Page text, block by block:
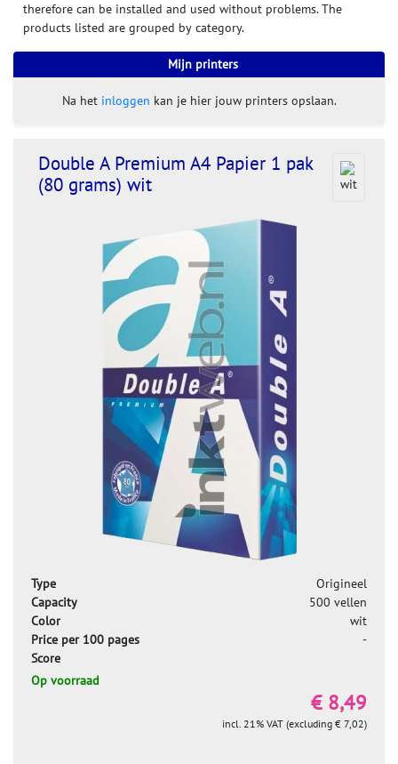
therefore can be installed and used without problems. The
products listed are grouped by category.
Mijn printers
Na het inloggen kan je hier jouw printers opslaan.
Double A Premium A4 Papier 1 pak
(80 grams) wit
Type
Origineel
Capacity
500 vellen
Color
wit
Price per 100 pages
-
Score
Op voorraad
€ 8,49
incl. 21% VAT (excluding € 7,02)